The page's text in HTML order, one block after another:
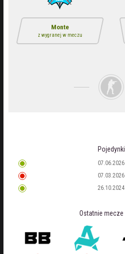
Monte
z wygranej w meczu
Ostatnie mecze
Pojedynki
07.06.2026
07.03.2026
26.10.2024